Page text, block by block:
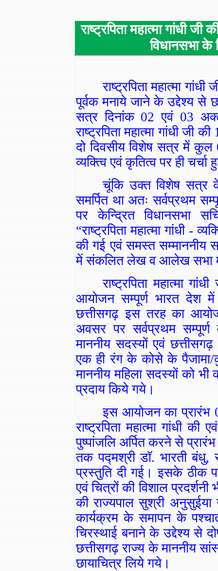
राष्ट्रपिता महात्मा गांधी
विधानसभा
राष्ट्रपिता महात्मा
पूर्वक मनाये जाने के उद्देश्य से
सत्र दिनांक 02 एवं 03
राष्ट्रपिता महात्मा गांधी
दो दिवसीय विशेष सत्र में
व्यक्त्वि एवं कृतित्व पर ही चर्चा
चूंकि उक्त विशेष सत्र
समर्पित था अतः सर्वप्रथम
पर केन्द्रित विधानसभा
“राष्ट्रपिता महात्मा गांधी -
की गई एवं समस्त सम्माननीय
में संकलित लेख व आलेख सभा में
राष्ट्रपिता महात्मा
आयोजन सम्पूर्ण भारत
छत्तीसगढ़ इस तरह का
अवसर पर सर्वप्रथम
माननीय सदस्यों एवं
एक ही रंग के कोसे के पैजामा/
माननीय महिला सदस्यों को
प्रदाय किये गये।
इस आयोजन का प्रारंभ
राष्ट्रपिता महात्मा गांधी
पुष्पांजलि अर्पित करने से
तक पद्मश्री डॉ. भारती बंधु,
प्रस्तुति दी गई। इसके ठीक
एवं चित्रों की विशाल
की राज्यपाल सुश्री
कार्यक्रम के समापन के
चिरस्थाई बनाने के उद्देश्य से
छत्तीसगढ़ राज्य के माननीय
छायाचित्र लिये गये।